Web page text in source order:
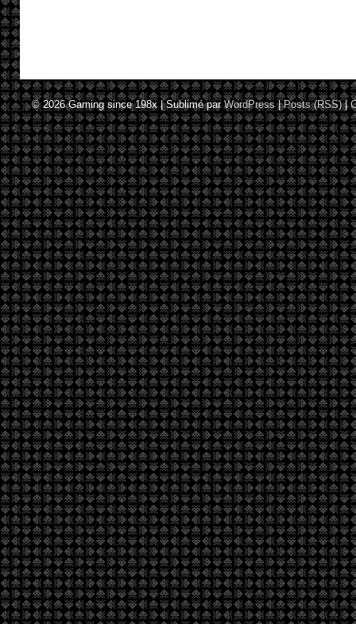
© 2026Gaming since 198x|Sublimé parWordPress |Posts (RSS)|